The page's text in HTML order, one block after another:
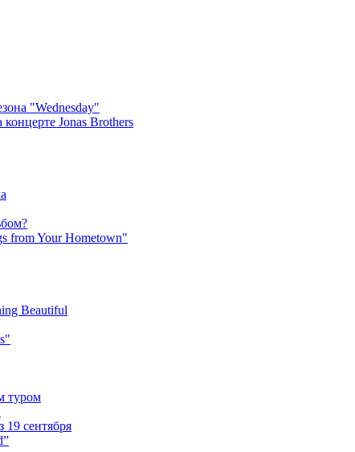
"Wednesday"
Jonas Brothers
from Your Hometown"
Beautiful
туром
сентября